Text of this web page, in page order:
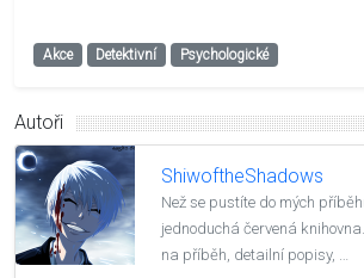
Akce Detektivní Psychologické
Autoři
ShiwoftheShadows
Než se pustíte do mých
jednoduchá červená
na příběh, detailní popisy, …